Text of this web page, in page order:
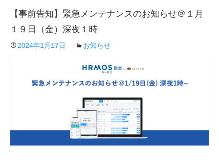
【事前告知】緊急メンテナンスのお知らせ＠１月
１９日（金）深夜１時
2024年1月17日 お知らせ